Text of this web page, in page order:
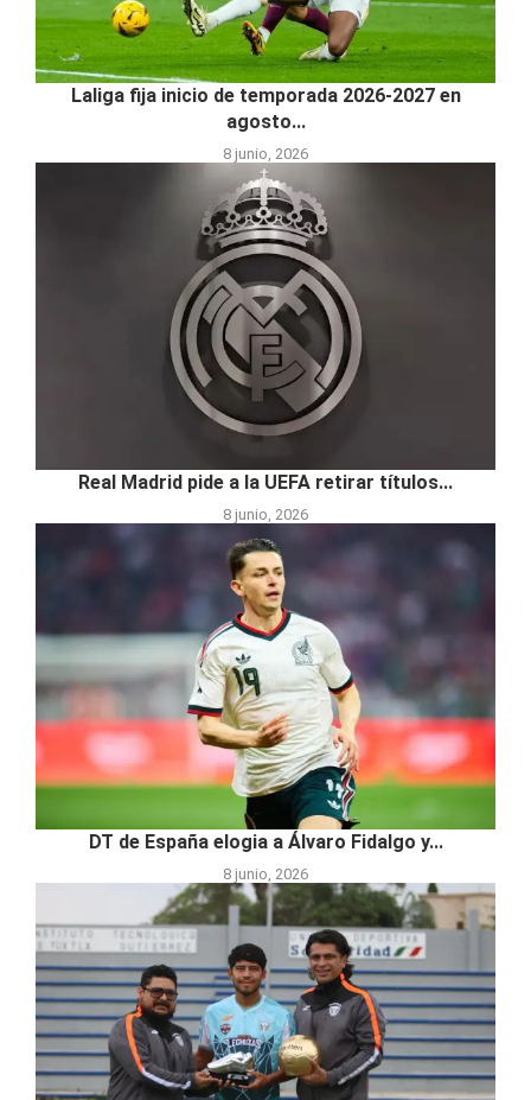
Laliga fija inicio de temporada 2026-2027 en
agosto...
8 junio, 2026
Real Madrid pide a la UEFA retirar títulos...
8 junio, 2026
DT de España elogia a Álvaro Fidalgo y...
8 junio, 2026